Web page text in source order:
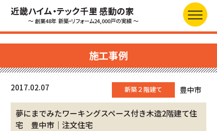
近畿ハイム・テック千里 感動の家
～ 創業48年 新築・リフォーム24,000戸の実績 ～
施工事例
2017.02.07 新築２階建て 豊中市
夢にまでみたワーキングスペース付き木造2階建て住
宅 豊中市｜注文住宅